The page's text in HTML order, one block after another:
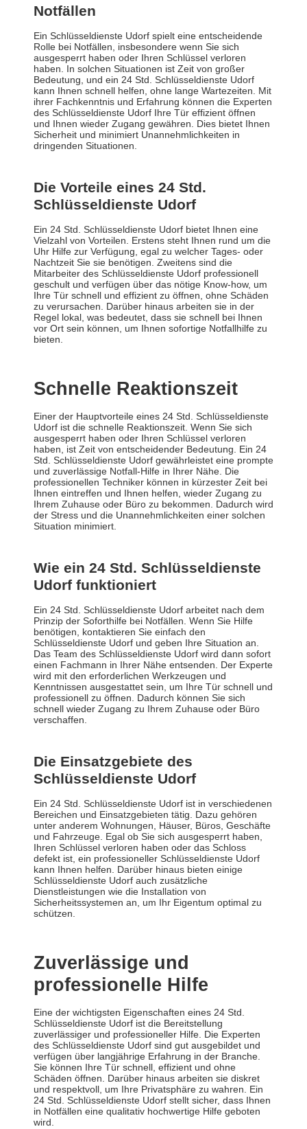
Notfällen
Ein Schlüsseldienste Udorf spielt eine entscheidende
Rolle bei Notfällen, insbesondere wenn Sie sich
ausgesperrt haben oder Ihren Schlüssel verloren
haben. In solchen Situationen ist Zeit von großer
Bedeutung, und ein 24 Std. Schlüsseldienste Udorf
kann Ihnen schnell helfen, ohne lange Wartezeiten. Mit
ihrer Fachkenntnis und Erfahrung können die Experten
des Schlüsseldienste Udorf Ihre Tür effizient öffnen
und Ihnen wieder Zugang gewähren. Dies bietet Ihnen
Sicherheit und minimiert Unannehmlichkeiten in
dringenden Situationen.
Die Vorteile eines 24 Std.
Schlüsseldienste Udorf
Ein 24 Std. Schlüsseldienste Udorf bietet Ihnen eine
Vielzahl von Vorteilen. Erstens steht Ihnen rund um die
Uhr Hilfe zur Verfügung, egal zu welcher Tages- oder
Nachtzeit Sie sie benötigen. Zweitens sind die
Mitarbeiter des Schlüsseldienste Udorf professionell
geschult und verfügen über das nötige Know-how, um
Ihre Tür schnell und effizient zu öffnen, ohne Schäden
zu verursachen. Darüber hinaus arbeiten sie in der
Regel lokal, was bedeutet, dass sie schnell bei Ihnen
vor Ort sein können, um Ihnen sofortige Notfallhilfe zu
bieten.
Schnelle Reaktionszeit
Einer der Hauptvorteile eines 24 Std. Schlüsseldienste
Udorf ist die schnelle Reaktionszeit. Wenn Sie sich
ausgesperrt haben oder Ihren Schlüssel verloren
haben, ist Zeit von entscheidender Bedeutung. Ein 24
Std. Schlüsseldienste Udorf gewährleistet eine prompte
und zuverlässige Notfall-Hilfe in Ihrer Nähe. Die
professionellen Techniker können in kürzester Zeit bei
Ihnen eintreffen und Ihnen helfen, wieder Zugang zu
Ihrem Zuhause oder Büro zu bekommen. Dadurch wird
der Stress und die Unannehmlichkeiten einer solchen
Situation minimiert.
Wie ein 24 Std. Schlüsseldienste
Udorf funktioniert
Ein 24 Std. Schlüsseldienste Udorf arbeitet nach dem
Prinzip der Soforthilfe bei Notfällen. Wenn Sie Hilfe
benötigen, kontaktieren Sie einfach den
Schlüsseldienste Udorf und geben Ihre Situation an.
Das Team des Schlüsseldienste Udorf wird dann sofort
einen Fachmann in Ihrer Nähe entsenden. Der Experte
wird mit den erforderlichen Werkzeugen und
Kenntnissen ausgestattet sein, um Ihre Tür schnell und
professionell zu öffnen. Dadurch können Sie sich
schnell wieder Zugang zu Ihrem Zuhause oder Büro
verschaffen.
Die Einsatzgebiete des
Schlüsseldienste Udorf
Ein 24 Std. Schlüsseldienste Udorf ist in verschiedenen
Bereichen und Einsatzgebieten tätig. Dazu gehören
unter anderem Wohnungen, Häuser, Büros, Geschäfte
und Fahrzeuge. Egal ob Sie sich ausgesperrt haben,
Ihren Schlüssel verloren haben oder das Schloss
defekt ist, ein professioneller Schlüsseldienste Udorf
kann Ihnen helfen. Darüber hinaus bieten einige
Schlüsseldienste Udorf auch zusätzliche
Dienstleistungen wie die Installation von
Sicherheitssystemen an, um Ihr Eigentum optimal zu
schützen.
Zuverlässige und
professionelle Hilfe
Eine der wichtigsten Eigenschaften eines 24 Std.
Schlüsseldienste Udorf ist die Bereitstellung
zuverlässiger und professioneller Hilfe. Die Experten
des Schlüsseldienste Udorf sind gut ausgebildet und
verfügen über langjährige Erfahrung in der Branche.
Sie können Ihre Tür schnell, effizient und ohne
Schäden öffnen. Darüber hinaus arbeiten sie diskret
und respektvoll, um Ihre Privatsphäre zu wahren. Ein
24 Std. Schlüsseldienste Udorf stellt sicher, dass Ihnen
in Notfällen eine qualitativ hochwertige Hilfe geboten
wird.